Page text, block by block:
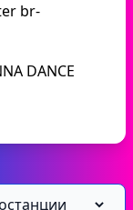
br-
DANCE